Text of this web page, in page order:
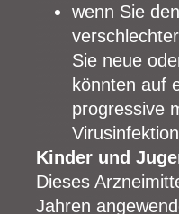
wenn Sie
Sie neue
könnten auf
progressive
Kinder und
Dieses
Jahren